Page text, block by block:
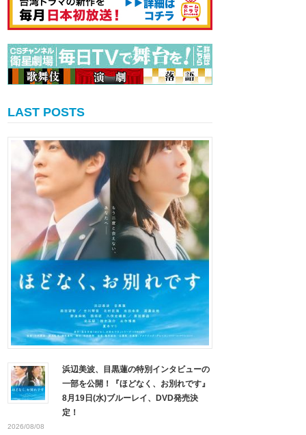
LAST POSTS
浜辺美波、目黒蓮の特別インタビューの
一部を公開！『ほどなく、お別れです』
8月19日(水)ブルーレイ、DVD発売決
定！
2026/08/08